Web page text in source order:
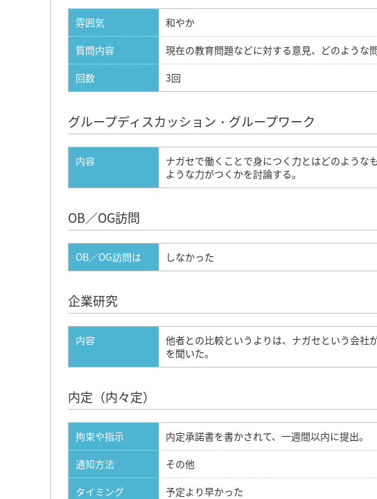
雰囲気
和やか
質問内容
現在の教育問題などに対する意見、どのような
回数
3回
グループディスカッション・グループワーク
内容
ナガセで働くことで身につく力とはどのような
ような力がつくかを討論する。
OB／OG訪問
OB／OG訪問は しなかった
企業研究
内容
他者との比較というよりは、ナガセという会社
を聞いた。
内定（内々定）
拘束や指示
内定承諾書を書かされて、一週間以内に提出。
通知方法
その他
タイミング
予定より早かった